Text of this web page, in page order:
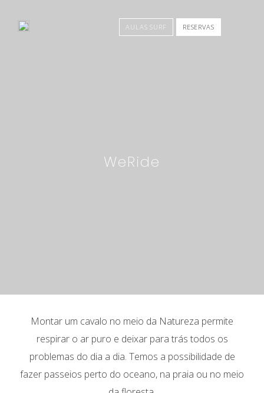
AULAS SURF RESERVAS
WeRide
Montar um cavalo no meio da Natureza permite
respirar o ar puro e deixar para trás todos os
problemas do dia a dia. Temos a possibilidade de
fazer passeios perto do oceano, na praia ou no meio